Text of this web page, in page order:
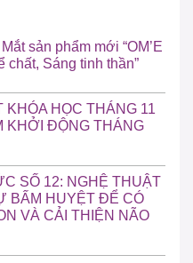
sản phẩm mới “OM’E
chất, Sáng tinh thần”
KHÓA HỌC THÁNG 11
KHỞI ĐỘNG THÁNG
SỐ 12: NGHỆ THUẬT
BẤM HUYỆT ĐỂ CÓ
VÀ CẢI THIỆN NÃO